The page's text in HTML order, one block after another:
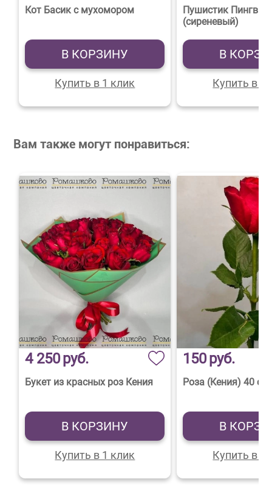
Кот Басик с мухомором
В КОРЗИНУ
Купить в 1 клик
Пушистик
(сиреневый)
В
Купить в 1
Вам также могут понравиться:
4 250руб.
Букет из красных роз Кения
В КОРЗИНУ
Купить в 1 клик
150руб.
Роза (Кения) 40 см
В
Купить в 1